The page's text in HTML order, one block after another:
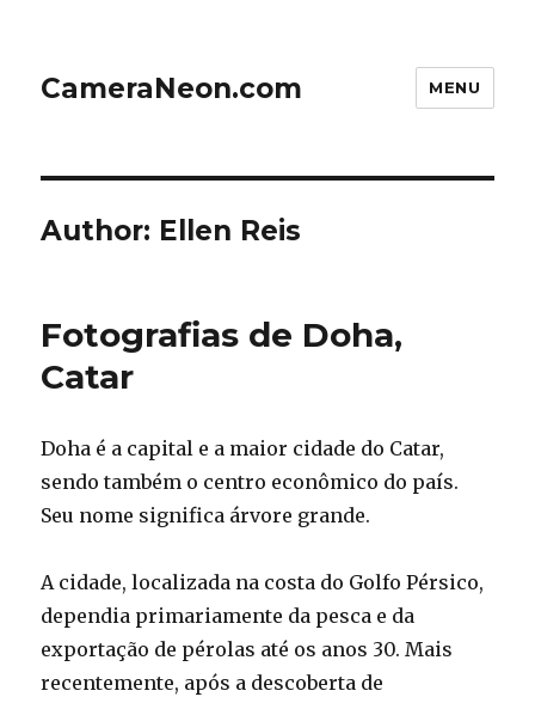
CameraNeon.com MENU
Author: Ellen Reis
Fotografias de Doha,
Catar
Doha é a capital e a maior cidade do Catar,
sendo também o centro econômico do país.
Seu nome significa árvore grande.
A cidade, localizada na costa do Golfo Pérsico,
dependia primariamente da pesca e da
exportação de pérolas até os anos 30. Mais
recentemente, após a descoberta de